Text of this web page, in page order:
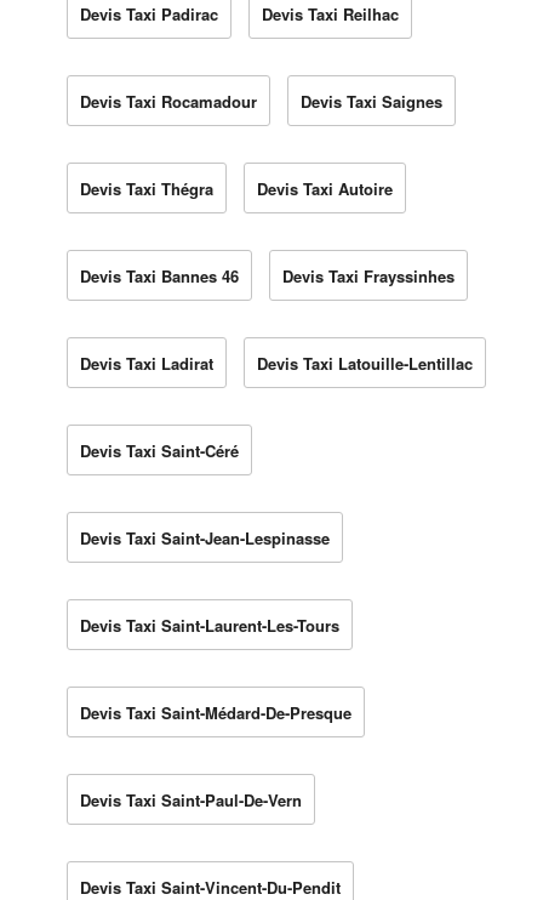
Devis Taxi Padirac Devis Taxi Reilhac
Devis Taxi Rocamadour Devis Taxi Saignes
Devis Taxi Thégra Devis Taxi Autoire
Devis Taxi Bannes 46 Devis Taxi Frayssinhes
Devis Taxi Ladirat Devis Taxi Latouille-Lentillac
Devis Taxi Saint-Céré
Devis Taxi Saint-Jean-Lespinasse
Devis Taxi Saint-Laurent-Les-Tours
Devis Taxi Saint-Médard-De-Presque
Devis Taxi Saint-Paul-De-Vern
Devis Taxi Saint-Vincent-Du-Pendit